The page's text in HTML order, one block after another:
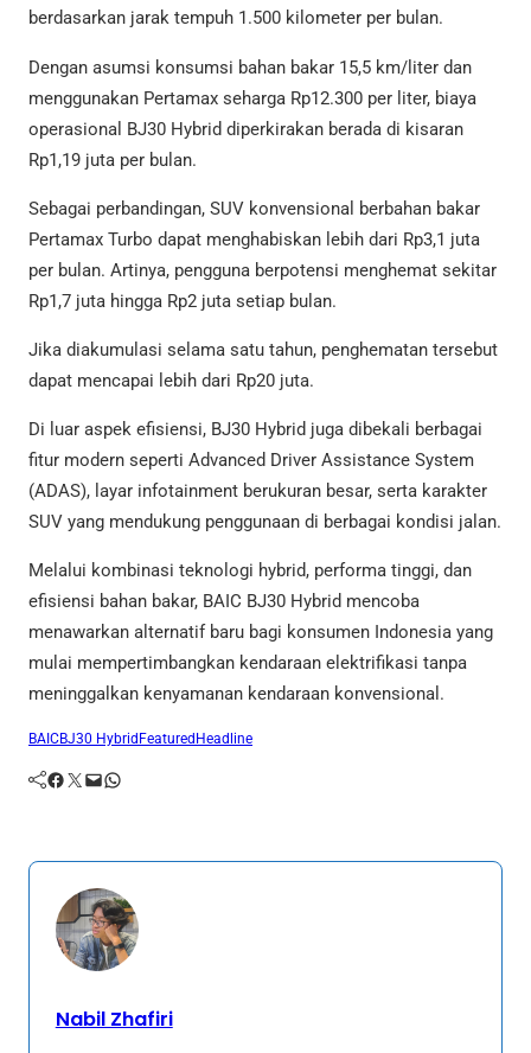
berdasarkan jarak tempuh 1.500 kilometer per bulan.
Dengan asumsi konsumsi bahan bakar 15,5 km/liter dan
menggunakan Pertamax seharga Rp12.300 per liter, biaya
operasional BJ30 Hybrid diperkirakan berada di kisaran
Rp1,19 juta per bulan.
Sebagai perbandingan, SUV konvensional berbahan bakar
Pertamax Turbo dapat menghabiskan lebih dari Rp3,1 juta
per bulan. Artinya, pengguna berpotensi menghemat sekitar
Rp1,7 juta hingga Rp2 juta setiap bulan.
Jika diakumulasi selama satu tahun, penghematan tersebut
dapat mencapai lebih dari Rp20 juta.
Di luar aspek efisiensi, BJ30 Hybrid juga dibekali berbagai
fitur modern seperti Advanced Driver Assistance System
(ADAS), layar infotainment berukuran besar, serta karakter
SUV yang mendukung penggunaan di berbagai kondisi jalan.
Melalui kombinasi teknologi hybrid, performa tinggi, dan
efisiensi bahan bakar, BAIC BJ30 Hybrid mencoba
menawarkan alternatif baru bagi konsumen Indonesia yang
mulai mempertimbangkan kendaraan elektrifikasi tanpa
meninggalkan kenyamanan kendaraan konvensional.
BAICBJ30 Hybrid Featured Headline
Facebook Twitter Mail WhatsApp
Nabil Zhafiri